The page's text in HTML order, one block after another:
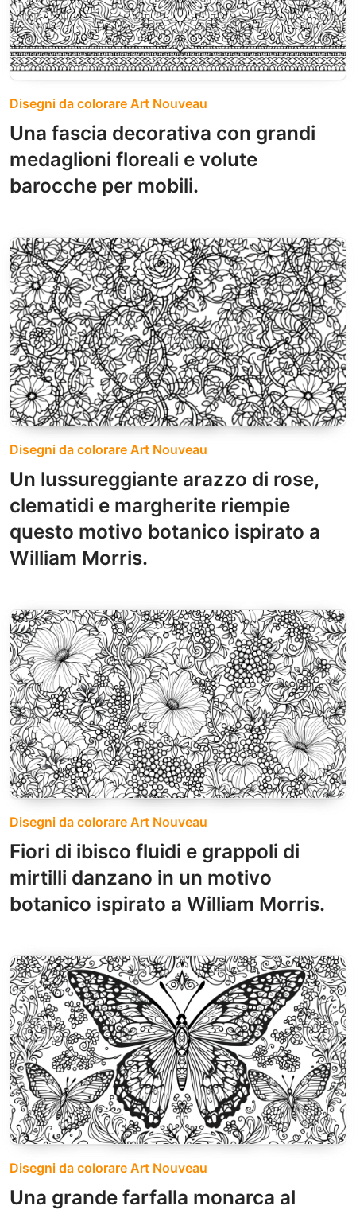
Disegni da colorare Art Nouveau
Una fascia decorativa con grandi
medaglioni floreali e volute
barocche per mobili.
Disegni da colorare Art Nouveau
Un lussureggiante arazzo di rose,
clematidi e margherite riempie
questo motivo botanico ispirato a
William Morris.
Disegni da colorare Art Nouveau
Fiori di ibisco fluidi e grappoli di
mirtilli danzano in un motivo
botanico ispirato a William Morris.
Disegni da colorare Art Nouveau
Una grande farfalla monarca al